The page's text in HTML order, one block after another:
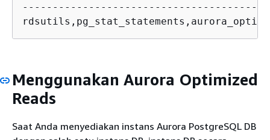
Menggunakan Aurora Optimized
Reads
Saat Anda menyediakan instans Aurora PostgreSQL DB